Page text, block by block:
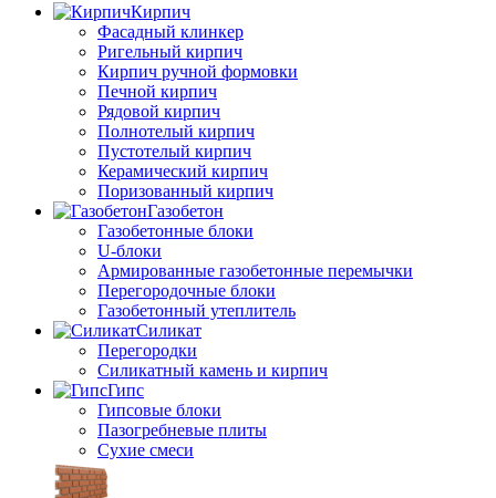
Кирпич
Фасадный клинкер
Ригельный кирпич
Кирпич ручной формовки
Печной кирпич
Рядовой кирпич
Полнотелый кирпич
Пустотелый кирпич
Керамический кирпич
Поризованный кирпич
Газобетон
Газобетонные блоки
U-блоки
Армированные газобетонные перемычки
Перегородочные блоки
Газобетонный утеплитель
Силикат
Перегородки
Силикатный камень и кирпич
Гипс
Гипсовые блоки
Пазогребневые плиты
Сухие смеси